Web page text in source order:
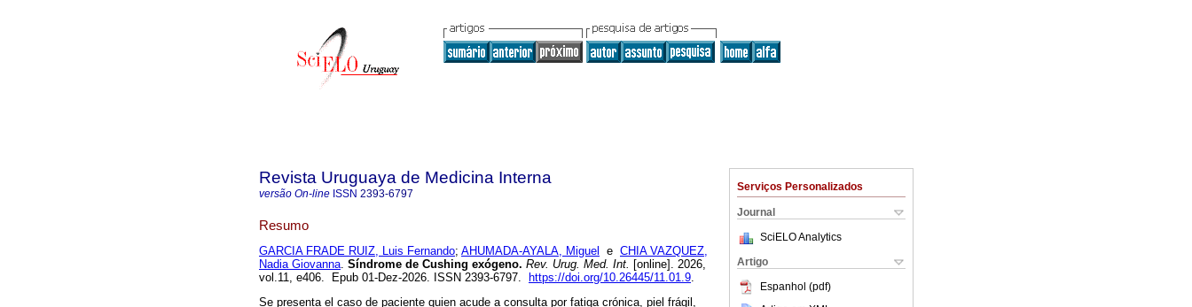
Serviços Personalizados
Journal
SciELO Analytics
Artigo
Espanhol (pdf)
Revista Uruguaya de Medicina Interna
versão On-line ISSN 2393-6797
Resumo
GARCIA FRADE RUIZ, Luis Fernando; AHUMADA-AYALA, Miguel e CHIA VAZQUEZ,
Nadia Giovanna. Síndrome de Cushing exógeno. Rev. Urug. Med. Int. [online]. 2026,
vol.11, e406. Epub 01-Dez-2026. ISSN 2393-6797.
https://doi.org/10.26445/11.01.9.
Se presenta el caso de paciente quien acude a consulta por fatiga crónica, piel frágil,